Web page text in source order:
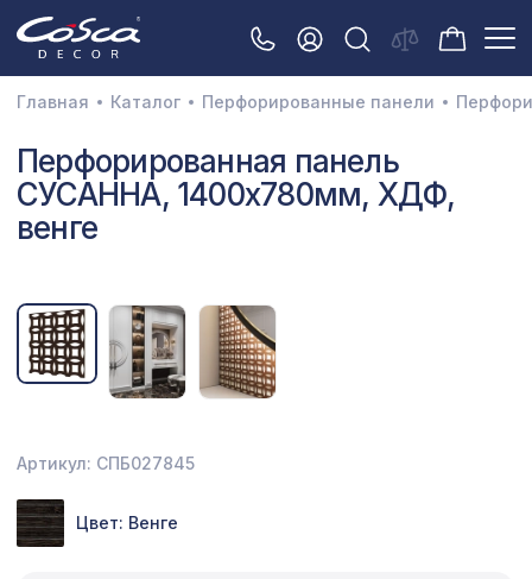
3D орнамент
Акустические панели
Декоративные балки и брус
Межкомнатные арки
Натуральные покрытия
Плинтусы
Распродажа
Главная Каталог Перфорированные панели
Перфорированная панель
СУСАННА, 1400х780мм, ХДФ,
венге
Артикул: СПБ027845
Цвет: Венге